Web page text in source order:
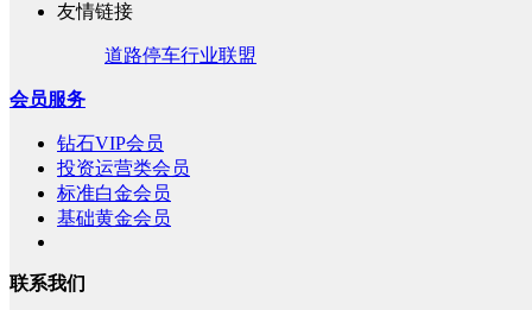
友情链接
道路停车行业联盟
会员服务
钻石VIP会员
投资运营类会员
标准白金会员
基础黄金会员
联系我们